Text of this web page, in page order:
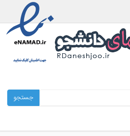
جستجو